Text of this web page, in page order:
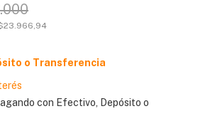
o Transferencia
con Efectivo, Depósito o